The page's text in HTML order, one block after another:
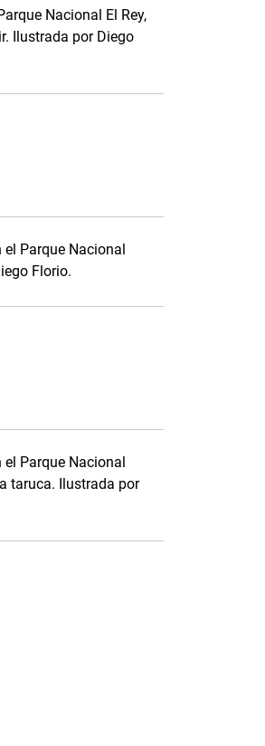
Nacional El Rey,
Ilustrada por Diego
Parque Nacional
Florio.
Parque Nacional
taruca. Ilustrada por